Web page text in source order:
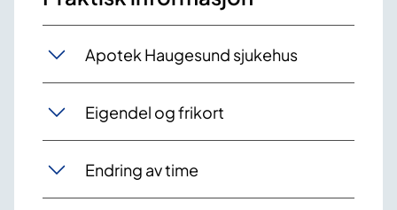
Apotek Haugesund sjukehus
Eigendel og frikort
Endring av time